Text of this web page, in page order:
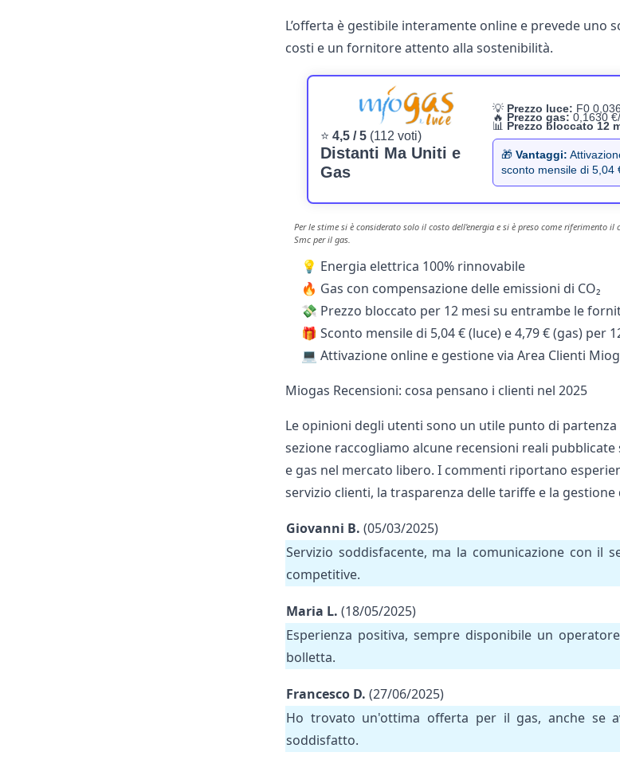
L’offerta è gestibile interamente online e prevede
costi e un fornitore attento alla sostenibilità.
⭐ 4,5 / 5(112 voti)
Distanti Ma Uniti e
Gas
💡 Prezzo luce: F0
🔥 Prezzo gas: 0,1630
📊 Prezzo bloccato 12
🎁Vantaggi:
sconto mensile di 5,04
Per le stime si è considerato solo il costo dell'energia e si è preso come riferimento
Smc per il gas.
💡 Energia elettrica 100% rinnovabile
🔥 Gas con compensazione delle emissioni di CO₂
💸 Prezzo bloccato per 12 mesi su entrambe le
🎁 Sconto mensile di 5,04 € (luce) e 4,79 € (gas) per
💻 Attivazione online e gestione via Area Clienti
Miogas Recensioni: cosa pensano i clienti nel 2025
Le opinioni degli utenti sono un utile punto di
sezione raccogliamo alcune recensioni reali
e gas nel mercato libero. I commenti riportano
servizio clienti, la trasparenza delle tariffe e la gestione
Giovanni B. (05/03/2025)
Servizio soddisfacente, ma la comunicazione con il
competitive.
Maria L. (18/05/2025)
Esperienza positiva, sempre disponibile un
bolletta.
Francesco D. (27/06/2025)
Ho trovato un'ottima offerta per il gas, anche se
soddisfatto.